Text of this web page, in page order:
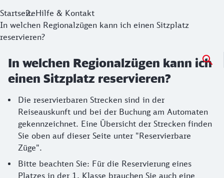
StartseiteHilfe & Kontakt
In welchen Regionalzügen kann ich einen Sitzplatz
reservieren?
In welchen Regionalzügen kann ich
einen Sitzplatz reservieren?
Die reservierbaren Strecken sind in der
Reiseauskunft und bei der Buchung am Automaten
gekennzeichnet. Eine Übersicht der Strecken finden
Sie oben auf dieser Seite unter "Reservierbare
Züge".
Bitte beachten Sie: Für die Reservierung eines
Platzes in der 1. Klasse brauchen Sie auch eine